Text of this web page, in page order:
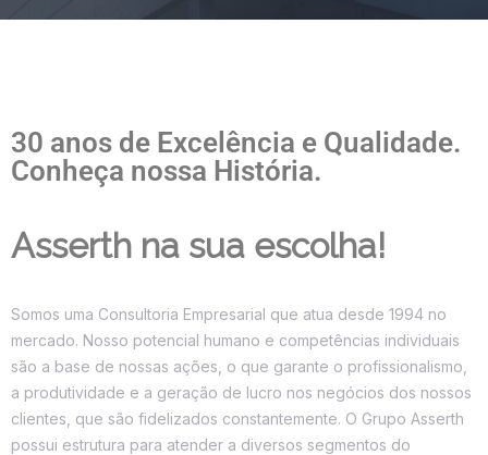
30 anos de Excelência e Qualidade.
Conheça nossa História.
Asserth na sua escolha!
Somos uma Consultoria Empresarial que atua desde 1994 no
mercado. Nosso potencial humano e competências individuais
são a base de nossas ações, o que garante o profissionalismo,
a produtividade e a geração de lucro nos negócios dos nossos
clientes, que são fidelizados constantemente. O Grupo Asserth
possui estrutura para atender a diversos segmentos do